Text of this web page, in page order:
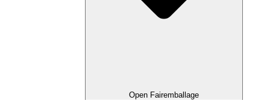
Open Fairemballage